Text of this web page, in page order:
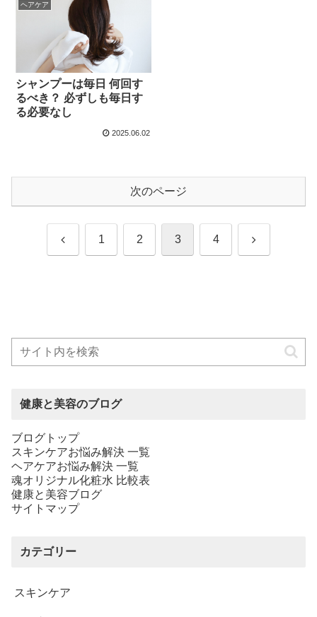
ヘアケア
シャンプーは毎日 何回す
るべき？ 必ずしも毎日す
る必要なし
2025.06.02
次のページ
前 1 2 3 4 次
健康と美容のブログ
ブログトップ
スキンケアお悩み解決 一覧
ヘアケアお悩み解決 一覧
魂オリジナル化粧水 比較表
健康と美容ブログ
サイトマップ
カテゴリー
スキンケア